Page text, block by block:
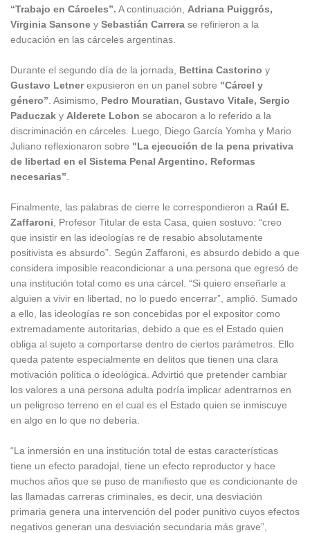
“Trabajo en Cárceles”. A continuación, Adriana Puiggrós,
Virginia Sansone y Sebastián Carrera se refirieron a la
educación en las cárceles argentinas.
Durante el segundo día de la jornada, Bettina Castorino y
Gustavo Letnerexpusieron en un panel sobre "Cárcel y
género” . Asimismo, Pedro Mouratian, Gustavo Vitale, Sergio
Paduczak y Alderete Lobon se abocaron a lo referido a la
discriminación en cárceles. Luego, Diego García Yomha y Mario
Juliano reflexionaron sobre "La ejecución de la pena privativa
de libertad en el Sistema Penal Argentino. Reformas
necesarias”
Finalmente, las palabras de cierre le correspondieron a Raúl E.
Zaffaroni , Profesor Titular de esta Casa, quien sostuvo: “creo
que insistir en las ideologías re de resabio absolutamente
positivista es absurdo”. Según Zaffaroni, es absurdo debido a que
considera imposible reacondicionar a una persona que egresó de
una institución total como es una cárcel. “Si quiero enseñarle a
alguien a vivir en libertad, no lo puedo encerrar”, amplió. Sumado
a ello, las ideologías re son concebidas por el expositor como
extremadamente autoritarias, debido a que es el Estado quien
obliga al sujeto a comportarse dentro de ciertos parámetros. Ello
queda patente especialmente en delitos que tienen una clara
motivación política o ideológica. Advirtió que pretender cambiar
los valores a una persona adulta podría implicar adentrarnos en
un peligroso terreno en el cual es el Estado quien se inmiscuye
en algo en lo que no debería.
“La inmersión en una institución total de estas características
tiene un efecto paradojal, tiene un efecto reproductor y hace
muchos años que se puso de manifiesto que es condicionante de
las llamadas carreras criminales, es decir, una desviación
primaria genera una intervención del poder punitivo cuyos efectos
negativos generan una desviación secundaria más grave”,